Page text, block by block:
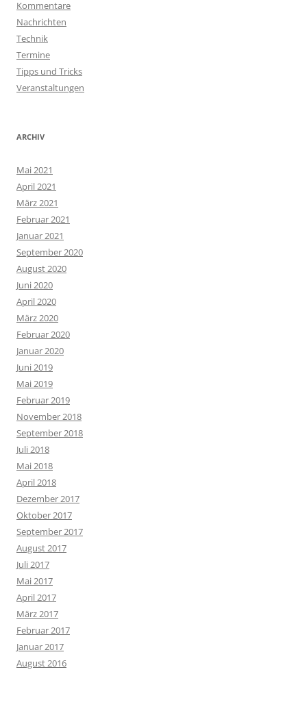
Kommentare
Nachrichten
Technik
Termine
Tipps und Tricks
Veranstaltungen
ARCHIV
Mai 2021
April 2021
März 2021
Februar 2021
Januar 2021
September 2020
August 2020
Juni 2020
April 2020
März 2020
Februar 2020
Januar 2020
Juni 2019
Mai 2019
Februar 2019
November 2018
September 2018
Juli 2018
Mai 2018
April 2018
Dezember 2017
Oktober 2017
September 2017
August 2017
Juli 2017
Mai 2017
April 2017
März 2017
Februar 2017
Januar 2017
August 2016